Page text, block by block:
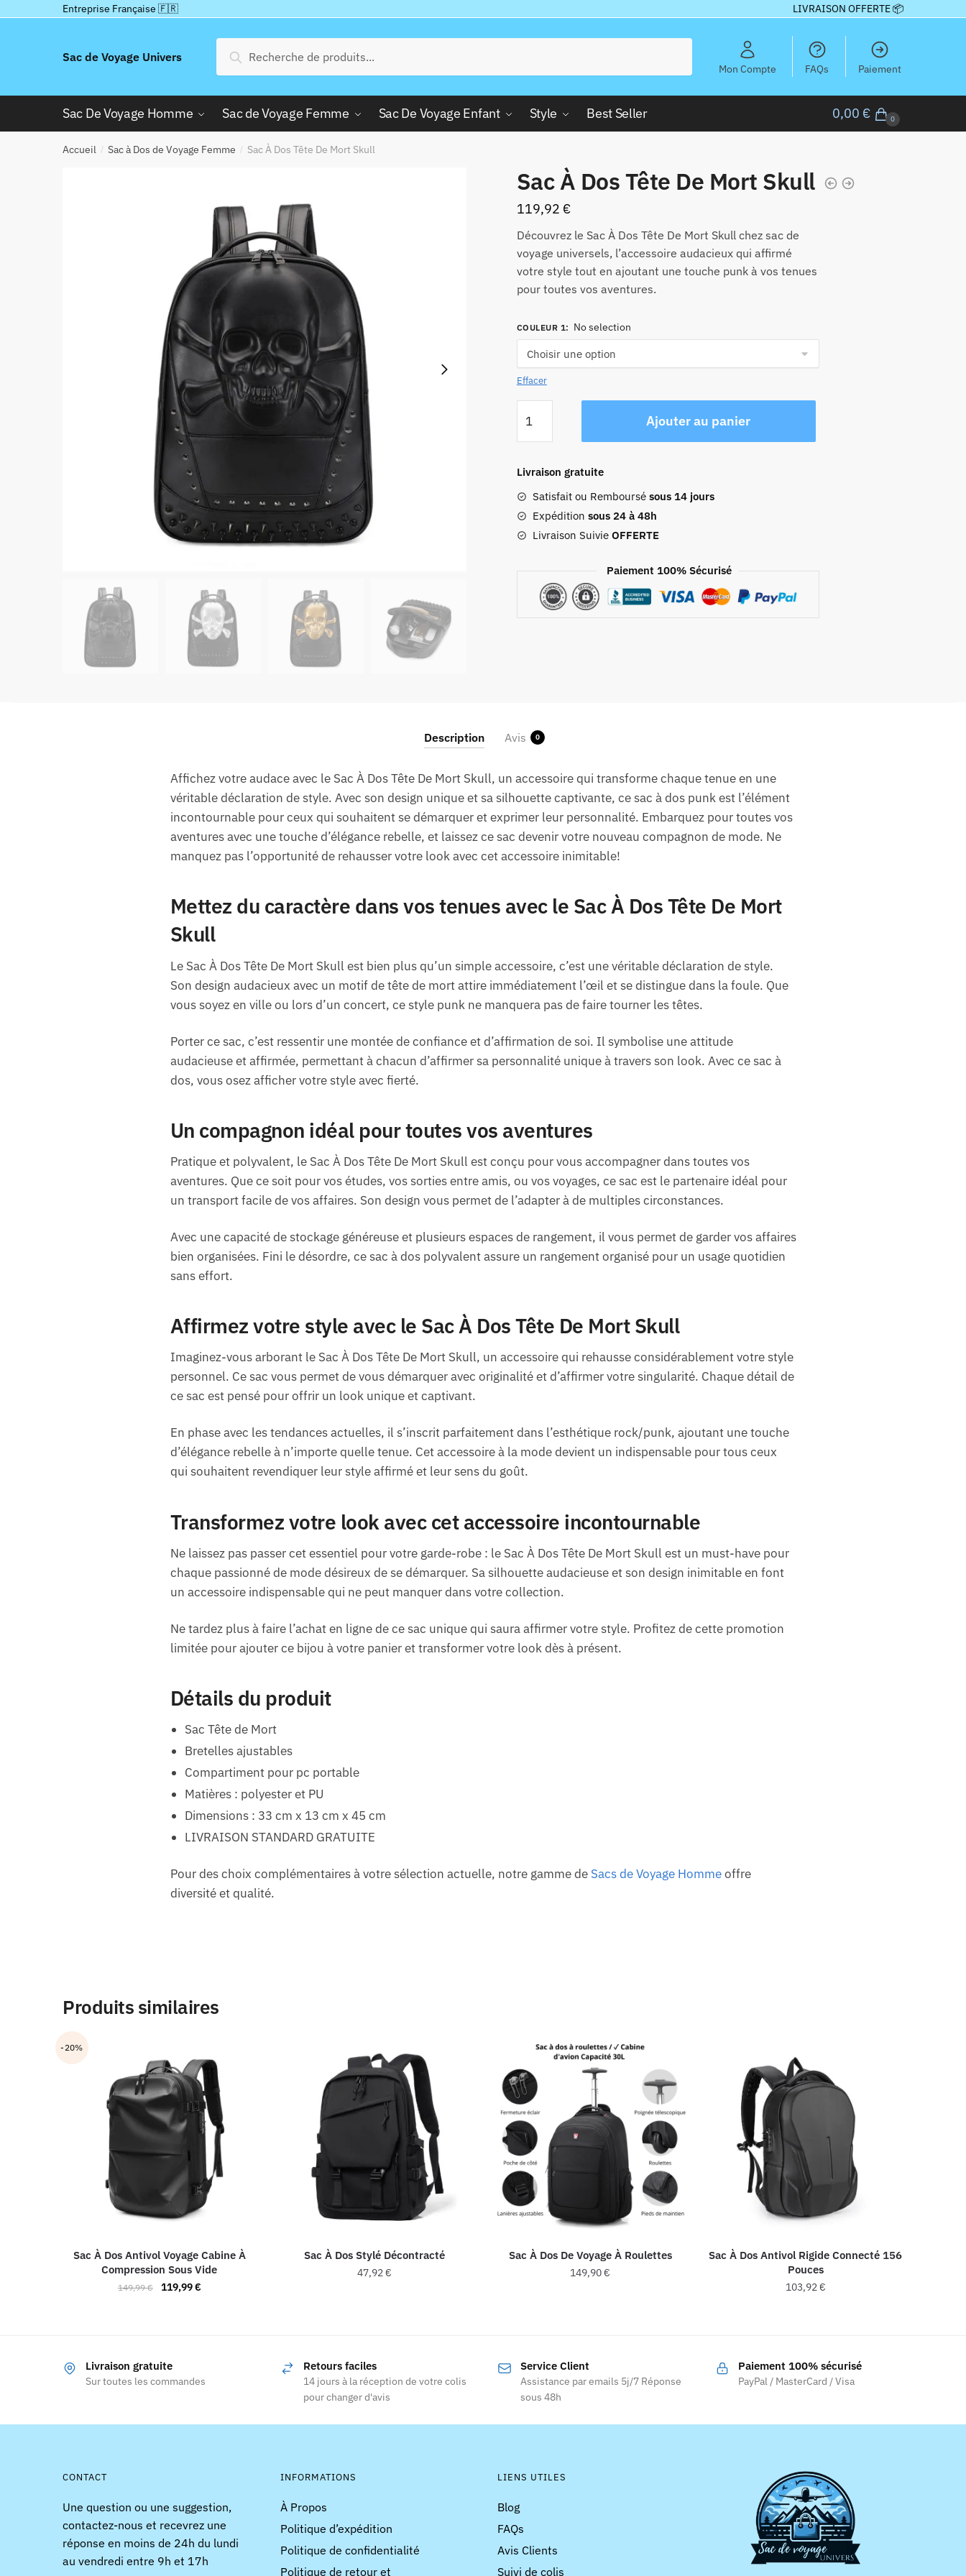
Entreprise Française 🇫🇷 LIVRAISON OFFERTE 📦
Sac de Voyage Univers
pour :
Recherche
Mon Compte FAQs Paiement
Sac De Voyage Homme Sac de Voyage Femme Sac De Voyage Enfant Style Best Seller 0,00 € 0
Accueil / Sac à Dos de Voyage Femme / Sac À Dos Tête De Mort Skull
Sac À Dos Tête De Mort Skull
119,92 €
Découvrez le Sac À Dos Tête De Mort Skull chez sac de
voyage universels, l’accessoire audacieux qui affirmé
votre style tout en ajoutant une touche punk à vos tenues
pour toutes vos aventures.
COULEUR 1: No selection
Effacer
de
Sac
Dos
Tête
De
Mort
Ajouter au panier
Livraison gratuite
Satisfait ou Remboursé sous 14 jours
Expédition sous 24 à 48h
Livraison Suivie OFFERTE
Paiement 100% Sécurisé
Description Avis 0
Affichez votre audace avec le Sac À Dos Tête De Mort Skull, un accessoire qui transforme chaque tenue en une
véritable déclaration de style. Avec son design unique et sa silhouette captivante, ce sac à dos punk est l’élément
incontournable pour ceux qui souhaitent se démarquer et exprimer leur personnalité. Embarquez pour toutes vos
aventures avec une touche d’élégance rebelle, et laissez ce sac devenir votre nouveau compagnon de mode. Ne
manquez pas l’opportunité de rehausser votre look avec cet accessoire inimitable!
Mettez du caractère dans vos tenues avec le Sac À Dos Tête De Mort
Skull
Le Sac À Dos Tête De Mort Skull est bien plus qu’un simple accessoire, c’est une véritable déclaration de style.
Son design audacieux avec un motif de tête de mort attire immédiatement l’œil et se distingue dans la foule. Que
vous soyez en ville ou lors d’un concert, ce style punk ne manquera pas de faire tourner les têtes.
Porter ce sac, c’est ressentir une montée de confiance et d’affirmation de soi. Il symbolise une attitude
audacieuse et affirmée, permettant à chacun d’affirmer sa personnalité unique à travers son look. Avec ce sac à
dos, vous osez afficher votre style avec fierté.
Un compagnon idéal pour toutes vos aventures
Pratique et polyvalent, le Sac À Dos Tête De Mort Skull est conçu pour vous accompagner dans toutes vos
aventures. Que ce soit pour vos études, vos sorties entre amis, ou vos voyages, ce sac est le partenaire idéal pour
un transport facile de vos affaires. Son design vous permet de l’adapter à de multiples circonstances.
Avec une capacité de stockage généreuse et plusieurs espaces de rangement, il vous permet de garder vos affaires
bien organisées. Fini le désordre, ce sac à dos polyvalent assure un rangement organisé pour un usage quotidien
sans effort.
Affirmez votre style avec le Sac À Dos Tête De Mort Skull
Imaginez-vous arborant le Sac À Dos Tête De Mort Skull, un accessoire qui rehausse considérablement votre style
personnel. Ce sac vous permet de vous démarquer avec originalité et d’affirmer votre singularité. Chaque détail de
ce sac est pensé pour offrir un look unique et captivant.
En phase avec les tendances actuelles, il s’inscrit parfaitement dans l’esthétique rock/punk, ajoutant une touche
d’élégance rebelle à n’importe quelle tenue. Cet accessoire à la mode devient un indispensable pour tous ceux
qui souhaitent revendiquer leur style affirmé et leur sens du goût.
Transformez votre look avec cet accessoire incontournable
Ne laissez pas passer cet essentiel pour votre garde-robe : le Sac À Dos Tête De Mort Skull est un must-have pour
chaque passionné de mode désireux de se démarquer. Sa silhouette audacieuse et son design inimitable en font
un accessoire indispensable qui ne peut manquer dans votre collection.
Ne tardez plus à faire l’achat en ligne de ce sac unique qui saura affirmer votre style. Profitez de cette promotion
limitée pour ajouter ce bijou à votre panier et transformer votre look dès à présent.
Détails du produit
Sac Tête de Mort
Bretelles ajustables
Compartiment pour pc portable
Matières : polyester et PU
Dimensions : 33 cm x 13 cm x 45 cm
LIVRAISON STANDARD GRATUITE
Pour des choix complémentaires à votre sélection actuelle, notre gamme de Sacs de Voyage Hommeoffre
diversité et qualité.
Produits similaires
-20%
Sac À Dos Antivol Voyage Cabine À
Compression Sous Vide
149,99€
Le
119,99€Le
plusieurs
variations.
options
la
page
du
produit
Sac À Dos Stylé Décontracté
47,92€
variations.
Les
peuvent
du
produit
Sac À Dos De Voyage À Roulettes
149,90€
Sac À Dos Antivol Rigide Connecté 156
Pouces
103,92€
Livraison gratuite
Sur toutes les commandes
Retours faciles
14 jours à la réception de votre colis
pour changer d'avis
Service Client
Assistance par emails 5j/7 Réponse
sous 48h
Paiement 100% sécurisé
PayPal / MasterCard / Visa
CONTACT
Une question ou une suggestion,
contactez-nous et recevrez une
réponse en moins de 24h du lundi
au vendredi entre 9h et 17h
INFORMATIONS
À Propos
Politique d’expédition
Politique de confidentialité
Politique de retour et
LIENS UTILES
Blog
FAQs
Avis Clients
Suivi de colis